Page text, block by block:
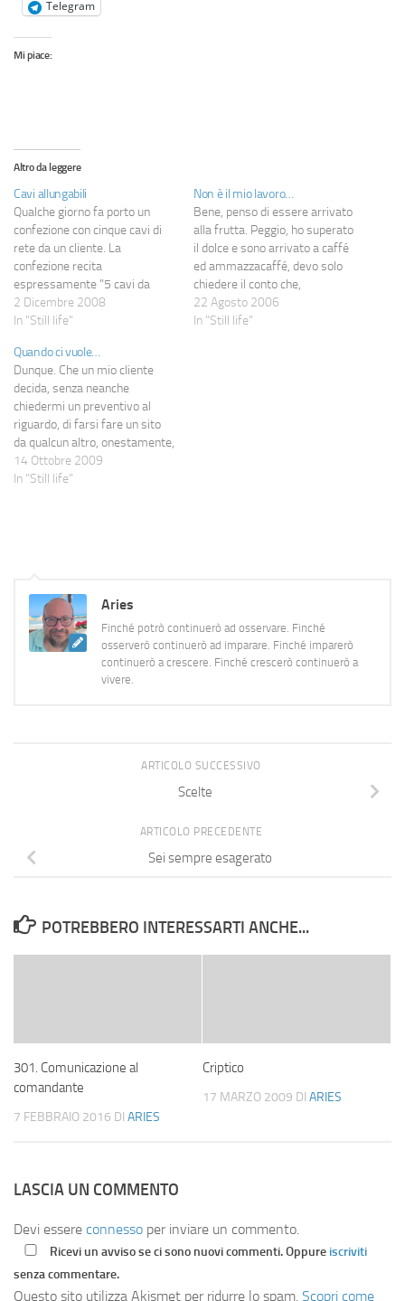
Telegram
Mi piace:
Altro da leggere
Cavi allungabili
Qualche giorno fa porto un
confezione con cinque cavi di
rete da un cliente. La
confezione recita
espressamente "5 cavi da
3mt. l'uno". Orbene, ne collego
uno ad una nuova postazione e
Torno dopo una mezz'oretta e
trovo tre impiegate che ne
stanno tirando un…
2 Dicembre 2008
In "Still life"
Non è il mio lavoro…
Bene, penso di essere arrivato
alla frutta. Peggio, ho superato
il dolce e sono arrivato a caffé
ed ammazzacaffé, devo solo
chiedere il conto che,
suppongo, sarà ben salato. Io,
che ho sempre fatto vanto di
22 Agosto 2006
In "Still life"
Quando ci vuole…
Dunque. Che un mio cliente
decida, senza neanche
chiedermi un preventivo al
riguardo, di farsi fare un sito
da qualcun altro, onestamente,
mi interessa fino ad un certo
punto. Certo, c'è magari un po"
14 Ottobre 2009
In "Still life"
Aries
Finché potrò continuerò ad osservare. Finché
osserverò continuerò ad imparare. Finché imparerò
continuerò a crescere. Finché crescerò continuerò a
vivere.
ARTICOLO SUCCESSIVO
Scelte
ARTICOLO PRECEDENTE
Sei sempre esagerato
POTREBBERO INTERESSARTI ANCHE...
301. Comunicazione al
comandante
7 FEBBRAIO 2016 DI ARIES
Criptico
17 MARZO 2009 DI ARIES
LASCIA UN COMMENTO
Devi essere connesso per inviare un commento.
Ricevi un avviso se ci sono nuovi commenti. Oppure iscriviti
senza commentare.
Questo sito utilizza Akismet per ridurre lo spam. Scopri come